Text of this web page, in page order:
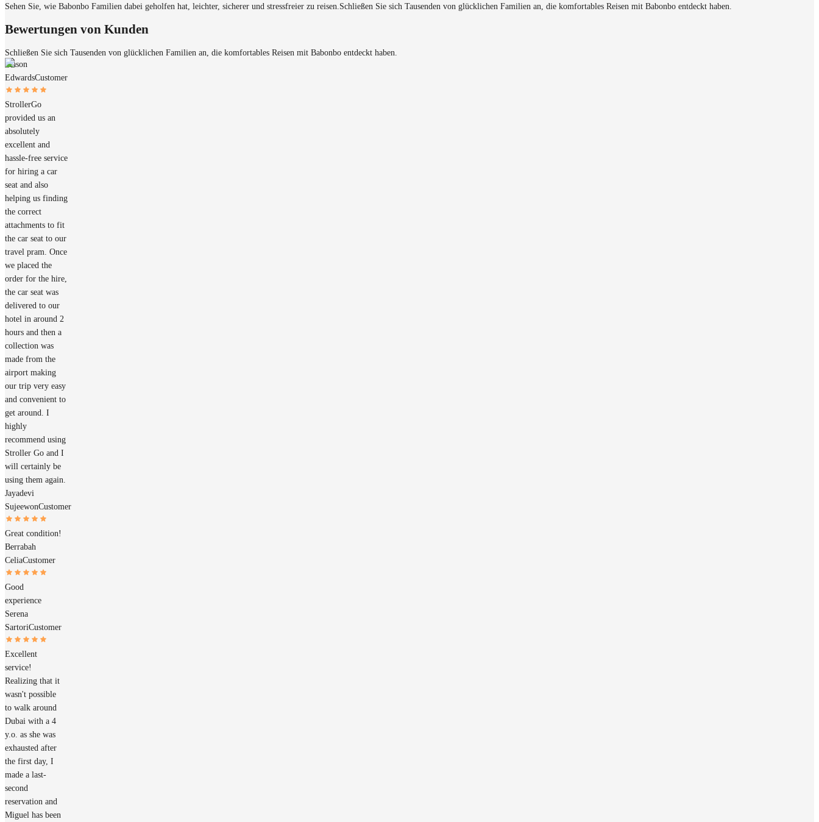
Sehen Sie, wie Babonbo Familien dabei geholfen hat, leichter, sicherer und stressfreier zu reisen. Schließen Sie sich Tausenden von glücklichen Familien an, die komfortables Reisen mit Babonbo entdeckt haben.
Bewertungen von Kunden
Schließen Sie sich Tausenden von glücklichen Familien an, die komfortables Reisen mit Babonbo entdeckt haben.
Mason
EdwardsCustomer
StrollerGo
provided us an
absolutely
excellent and
hassle-free service
for hiring a car
seat and also
helping us finding
the correct
attachments to fit
the car seat to our
travel pram. Once
we placed the
order for the hire,
the car seat was
delivered to our
hotel in around 2
hours and then a
collection was
made from the
airport making
our trip very easy
and convenient to
get around. I
highly
recommend using
Stroller Go and I
will certainly be
using them again.
Jayadevi
SujeewonCustomer
Great condition!
Berrabah
CeliaCustomer
Good
experience
Serena
SartoriCustomer
Excellent
service!
Realizing that it
wasn't possible
to walk around
Dubai with a 4
y.o. as she was
exhausted after
the first day, I
made a last-
second
reservation and
Miguel has been